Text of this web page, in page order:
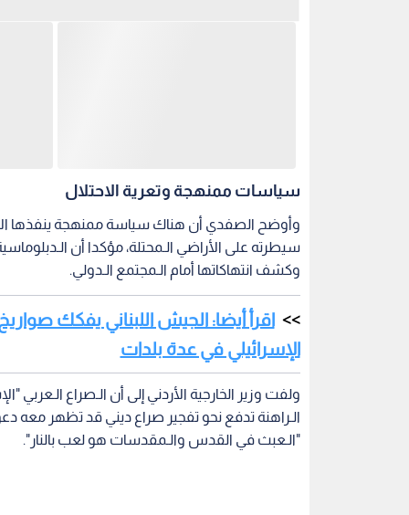
سياسات ممنهجة وتعرية الاحتلال
وأوضح الصفدي أن هناك سياسة ممنهجة ينفذها
سيطرته على الأراضي الـمحتلة، مؤكدا أن
وكشف انتهاكاتها أمام الـمجتمع الـدولي.
اقرأ أيضا: الجيش اللبناني يفكك
الإسرائيلي في عدة بلدات
ولفت وزير الخارجية الأردني إلى أن الـصراع الـعربي
الـراهنة تدفع نحو تفجير صراع ديني قد تظهر معه
"الـعبث في القدس والـمقدسات هو لعب بالنار".